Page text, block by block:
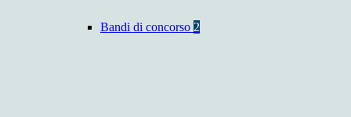
Bandi di concorso 2